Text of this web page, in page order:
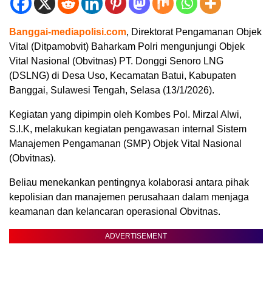
Banggai-mediapolisi.com, Direktorat Pengamanan Objek
Vital (Ditpamobvit) Baharkam Polri mengunjungi Objek
Vital Nasional (Obvitnas) PT. Donggi Senoro LNG
(DSLNG) di Desa Uso, Kecamatan Batui, Kabupaten
Banggai, Sulawesi Tengah, Selasa (13/1/2026).
Kegiatan yang dipimpin oleh Kombes Pol. Mirzal Alwi,
S.I.K, melakukan kegiatan pengawasan internal Sistem
Manajemen Pengamanan (SMP) Objek Vital Nasional
(Obvitnas).
Beliau menekankan pentingnya kolaborasi antara pihak
kepolisian dan manajemen perusahaan dalam menjaga
keamanan dan kelancaran operasional Obvitnas.
ADVERTISEMENT